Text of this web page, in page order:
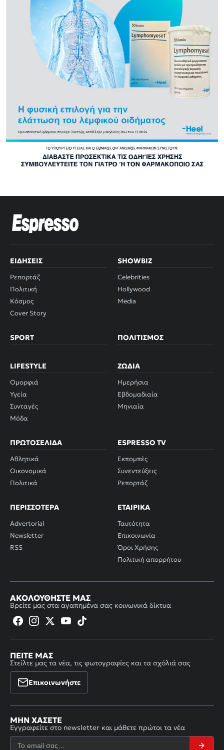
ΕΙΔΉΣΕΙΣ
Ρεπορτάζ
Πολιτική
Κόσμος
Cover Story
SHOWBIZ
Celebrities
Hollywood
Media
SPORT ΠΟΛΙΤΙΣΜΌΣ
LIFESTYLE
Ομορφιά
Υγεία
Συνταγές
Μόδα
ΖΏΔΙΑ
Ημερήσια
Εβδομαδιαία
Μηνιαία
ΠΡΩΤΟΣΈΛΙΔΑ
Αθλητικά
Οικονομικά
Πολιτικά
ESPRESSO TV
Εκπομπές
Συνεντεύξεις
Ρεπορτάζ
ΠΕΡΙΣΣΌΤΕΡΑ
Advertorial
Newsletter
RSS
ΕΤΑΙΡΙΚΆ
Ταυτότητα
Επικοινωνία
Όροι Χρήσης
Πολιτική απορρήτου
ΑΚΟΛΟΥΘΉΣΤΕ ΜΑΣ
Βρείτε μας στα αγαπημένα σας κοινωνικά δίκτυα
ΠΕΊΤΕ ΜΑΣ
Στείλτε μας τα νέα, τις φωτογραφίες και τα σχόλιά σας
Επικοινωνήστε
ΜΗΝ ΧΆΣΕΤΕ
Εγγραφείτε στο newsletter και μάθετε πρώτοι τα νέα